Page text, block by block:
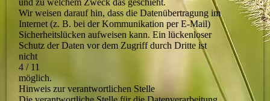
und zu welchem Zweck das geschieht.
Wir weisen darauf hin, dass die Datenübertragung im
Internet (z. B. bei der Kommunikation per E-Mail)
Sicherheitslücken aufweisen kann. Ein lückenloser
Schutz der Daten vor dem Zugriff durch Dritte ist
nicht
4 / 11
möglich.
Hinweis zur verantwortlichen Stelle